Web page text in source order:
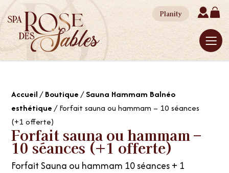
Planity
Accueil/Boutique/Sauna Hammam Balnéo
esthétique/ Forfait sauna ou hammam – 10 séances
(+1 offerte)
Forfait sauna ou hammam –
10 séances (+1 offerte)
Forfait Sauna ou hammam 10 séances + 1